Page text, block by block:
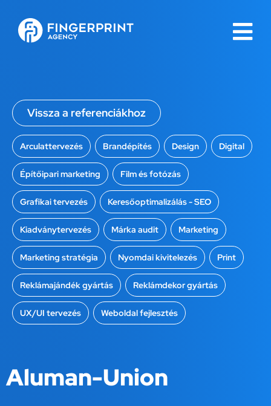
Vissza a referenciákhoz
Arculattervezés Brandépítés Design Digital
Építőipari marketing Film és fotózás
Grafikai tervezés Keresőoptimalizálás - SEO
Kiadványtervezés Márka audit Marketing
Marketing stratégia Nyomdai kivitelezés Print
Reklámajándék gyártás Reklámdekor gyártás
UX/UI tervezés Weboldal fejlesztés
Aluman-Union